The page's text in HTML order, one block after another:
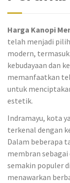
Harga Kanopi
telah menjadi
modern,
kebudayaan dan
memanfaatkan
untuk
estetik.
Indramayu, kota
terkenal dengan
Dalam beberapa
membran
semakin populer
menawarkan